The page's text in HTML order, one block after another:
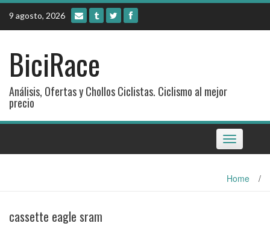
Skip
content
9 agosto, 2026
BiciRace
Análisis, Ofertas y Chollos Ciclistas. Ciclismo al mejor
precio
Toggle
navigation
Home /
cassette eagle sram